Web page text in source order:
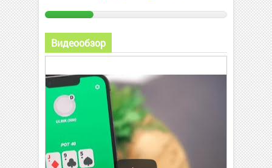
Видеообзор